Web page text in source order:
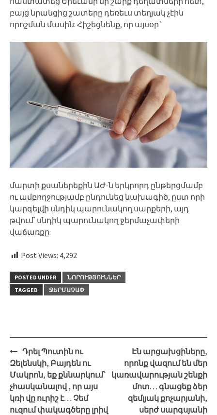
բայց նրանցից շատերը դեռեւս տեղյակ չէին
որոշման մասին: Հիշեցնենք, որ այսօր`
մարտի քսաներեքին ԱԺ-ն երկրորդ ընթերցմամբ
ու ամբողջությամբ ընդունեց նախագիծ, ըստ որի
կարգելվի սնդիկ պարունակող սարքերի, այդ
թվում՝ սնդիկ պարունակող ջերմաչափերի
վաճառքը:
Post Views: 4,292
POSTED UNDER
ՆՈՐՈՒԹՅՈՒՆՆԵՐ
TAGGED
ՋԵՐՄԱՉԱՓ
Post
navigation
Դրել Պուտին ու
Զելենսկի, Բայդեն ու
Մակրոն, եք քննարկում՝
չհասկանալով , որ այս
կռի վը ուրիշ է… Չեմ
ուզում փակագծերը լրիվ
Էն արցախցիները,
որոնք վազում են մեր
կառավարության շենքի
մոտ… գնացեք ձեր
զեմլյակ քոչարյանի,
սերժ սարգսյանի